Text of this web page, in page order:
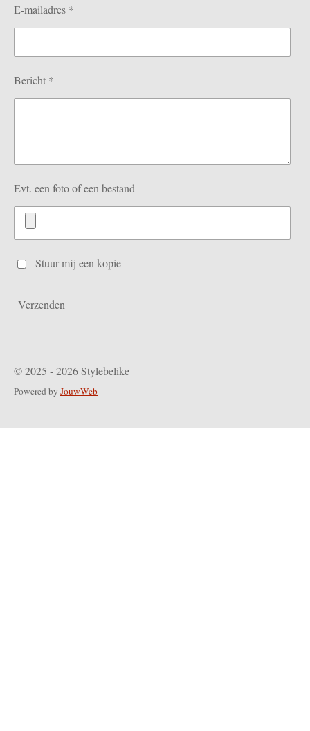
E-mailadres *
Bericht *
Evt. een foto of een bestand
Stuur mij een kopie
Verzenden
© 2025 - 2026 Stylebelike
Powered by JouwWeb